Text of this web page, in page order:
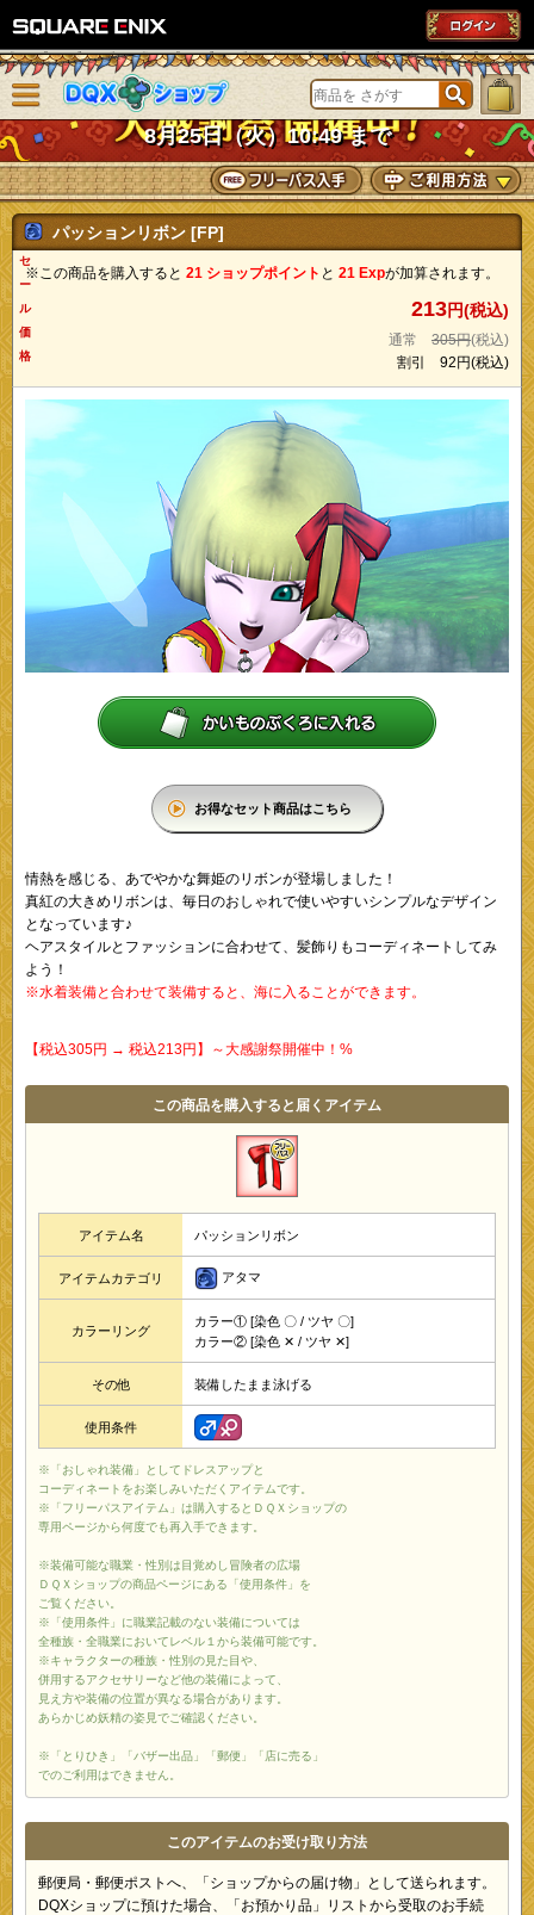
DQXショップ
8月25日（火）10:49 まで
ニューを閉じる
パッションリボン [FP]
※この商品を購入すると 21 ショップポイント と 21 Expが加算されます。
セ
ー
ル
価
格
213円(税込)
通常 305円(税込)
割引 92円(税込)
お得なセット商品はこちら
情熱を感じる、あでやかな舞姫のリボンが登場しました！
真紅の大きめリボンは、毎日のおしゃれで使いやすいシンプルなデザイン
となっています♪
ヘアスタイルとファッションに合わせて、髪飾りもコーディネートしてみ
よう！
※水着装備と合わせて装備すると、海に入ることができます。
【税込305円 → 税込213円】～大感謝祭開催中！%
この商品を購入すると届くアイテム
アイテム名 パッションリボン
アイテムカテゴリ アタマ
カラーリング
カラー① [染色 〇 / ツヤ 〇]
カラー② [染色 ✕ / ツヤ ✕]
その他 装備したまま泳げる
使用条件
※「おしゃれ装備」としてドレスアップと
コーディネートをお楽しみいただくアイテムです。
※「フリーパスアイテム」は購入するとＤＱＸショップの
専用ページから何度でも再入手できます。
※装備可能な職業・性別は目覚めし冒険者の広場
ＤＱＸショップの商品ページにある「使用条件」を
ご覧ください。
※「使用条件」に職業記載のない装備については
全種族・全職業においてレベル１から装備可能です。
※キャラクターの種族・性別の見た目や、
併用するアクセサリーなど他の装備によって、
見え方や装備の位置が異なる場合があります。
あらかじめ妖精の姿見でご確認ください。
※「とりひき」「バザー出品」「郵便」「店に売る」
でのご利用はできません。
このアイテムのお受け取り方法
郵便局・郵便ポストへ、「ショップからの届け物」として送られます。
DQXショップに預けた場合、「お預かり品」リストから受取のお手続